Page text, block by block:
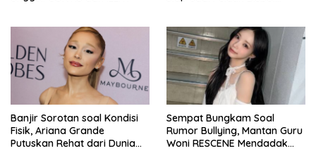
Banjir Sorotan soal Kondisi
Fisik, Ariana Grande
Putuskan Rehat dari Dunia
Sempat Bungkam Soal
Rumor Bullying, Mantan Guru
Woni RESCENE Mendadak